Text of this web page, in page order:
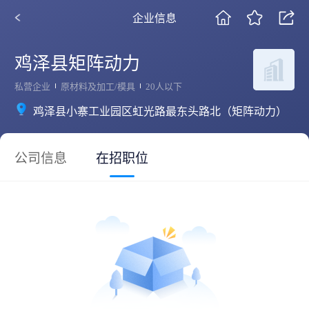
企业信息
鸡泽县矩阵动力
私营企业 原材料及加工/模具 20人以下
鸡泽县小寨工业园区虹光路最东头路北（矩阵动力）
公司信息 在招职位